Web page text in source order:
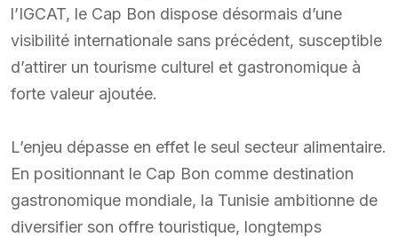
l’IGCAT, le Cap Bon dispose désormais d’une
visibilité internationale sans précédent, susceptible
d’attirer un tourisme culturel et gastronomique à
forte valeur ajoutée.
L’enjeu dépasse en effet le seul secteur alimentaire.
En positionnant le Cap Bon comme destination
gastronomique mondiale, la Tunisie ambitionne de
diversifier son offre touristique, longtemps